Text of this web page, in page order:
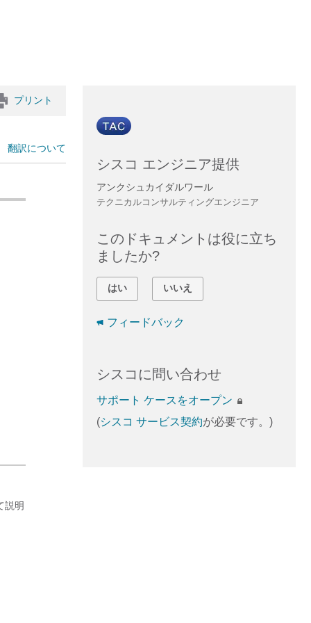
プリント
翻訳について
説明
シスコ エンジニア提供
アンクシュカイダルワール
テクニカルコンサルティングエンジニア
このドキュメントは役に立ち
ましたか?
はい いいえ
フィードバック
シスコに問い合わせ
サポート ケースをオープン
(シスコ サービス契約が必要です。)